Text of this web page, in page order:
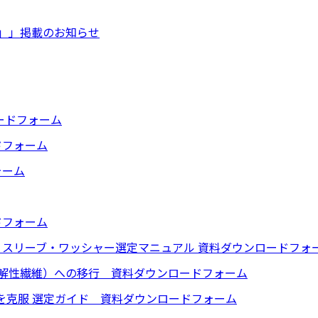
」掲載のお知らせ
ドフォーム
ォーム
ム
ォーム
リーブ・ワッシャー選定マニュアル 資料ダウンロードフォ
性繊維）への移行 資料ダウンロードフォーム
克服 選定ガイド 資料ダウンロードフォーム